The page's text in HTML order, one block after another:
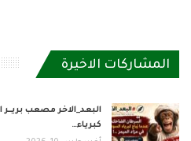
المشاركات الاخيرة
البعد_الاخر مصعب
كبرياء…